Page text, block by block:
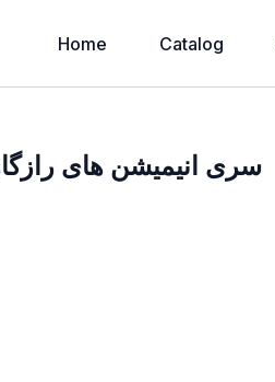
Home Catalog
سری انیمیشن های